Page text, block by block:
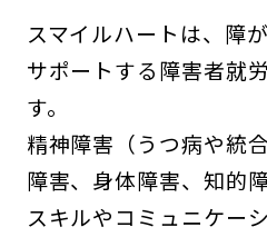
スマイルハートは、障
サポートする障害者就
す。
精神障害（うつ病や統
障害、身体障害、知的
スキルやコミュニケー